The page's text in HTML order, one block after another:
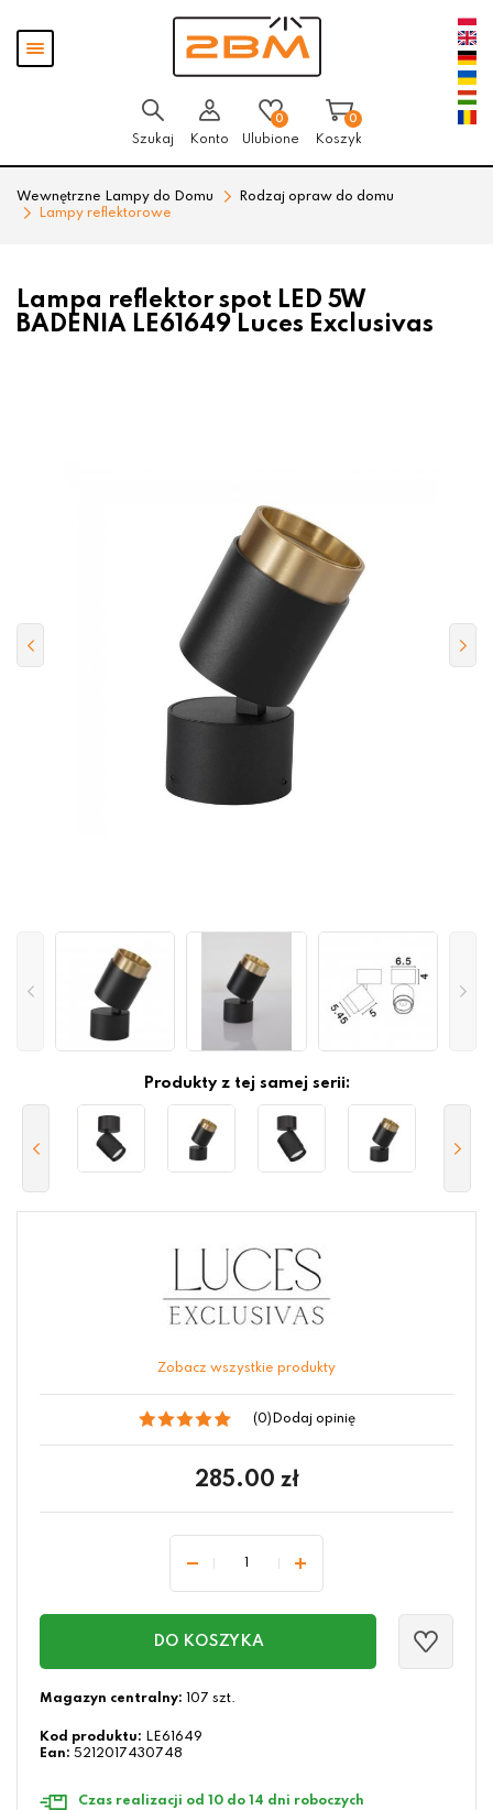
Pokaż
menu
Szukaj Konto
0
Ulubione
0
Koszyk
Wewnętrzne Lampy do Domu
Rodzaj opraw do domu
Lampy reflektorowe
Lampa reflektor spot LED 5W
BADENIA LE61649 Luces Exclusivas
Produkty z tej samej serii:
Zobacz wszystkie produkty
(0) Dodaj opinię
285.00 zł
DO KOSZYKA
Magazyn centralny: 107 szt.
Kod produktu: LE61649
Ean: 5212017430748
Czas realizacji od 10 do 14 dni roboczych